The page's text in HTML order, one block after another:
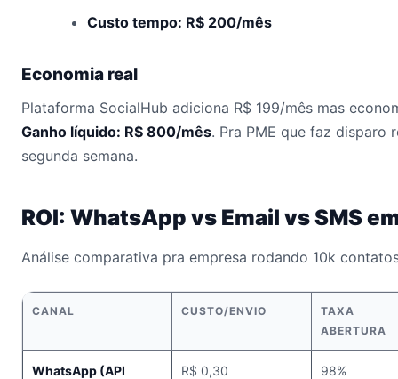
Custo tempo: R$ 200/mês
Economia real
Plataforma SocialHub adiciona R$ 199/mês mas
Ganho líquido: R$ 800/mês. Pra PME que faz disparo
segunda semana.
ROI: WhatsApp vs Email vs SMS
Análise comparativa pra empresa rodando 10k
CANAL CUSTO/ENVIO
TAXA
ABERTURA
WhatsApp (API
R$ 0,30 98%